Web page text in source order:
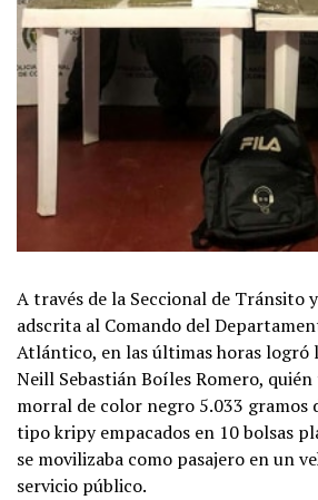
A través de la Seccional de Tránsito
adscrita al Comando del
Atlántico, en las últimas horas logró
Neill Sebastián Boíles Romero,
morral de color negro 5.033 gramos
tipo kripy empacados en 10 bolsas
se movilizaba como pasajero en un
servicio público.